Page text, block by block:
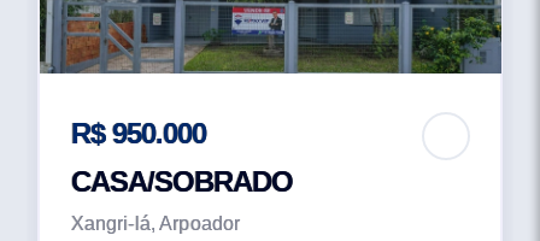
R$ 950.000
CASA/SOBRADO
Xangri-lá, Arpoador